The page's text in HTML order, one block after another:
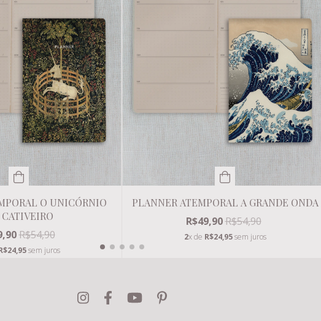
O UNICÓRNIO
R$54,90
sem juros
PLANNER ATEMPORAL A GRANDE ONDA
R$49,90R$54,90
2x de R$24,95sem juros